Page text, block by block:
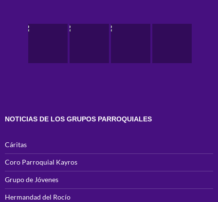
NOTICIAS DE LOS GRUPOS PARROQUIALES
Cáritas
Coro Parroquial Kayros
Grupo de Jóvenes
Hermandad del Rocío